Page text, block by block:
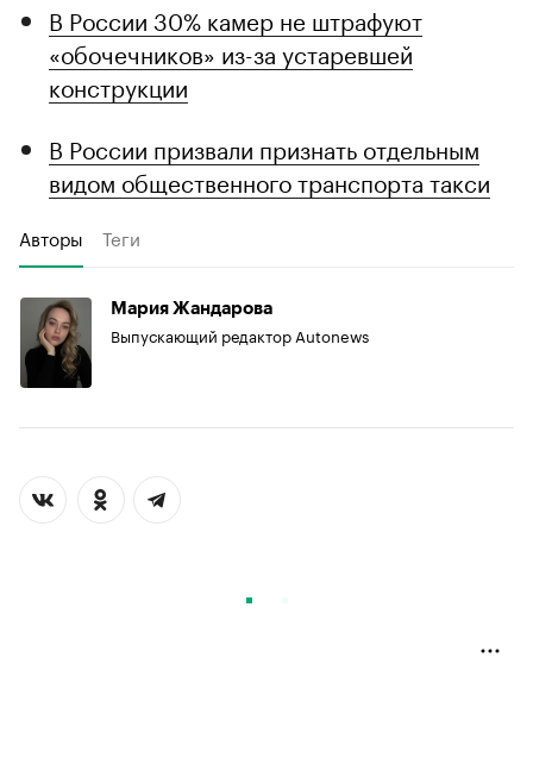
В России 30% камер не штрафуют
«обочечников» из-за устаревшей
конструкции
В России призвали признать отдельным
видом общественного транспорта такси
Авторы Теги
Мария Жандарова
Выпускающий редактор Autonews